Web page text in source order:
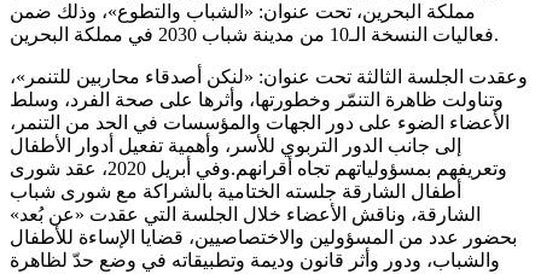
مملكة البحرين، تحت عنوان: «الشباب والتطوع»، وذلك ضمن
فعاليات النسخة الـ10 من مدينة شباب 2030 في مملكة البحرين.
وعقدت الجلسة الثالثة تحت عنوان: «لنكن أصدقاء محاربين للتنمر»،
وتناولت ظاهرة التنمّر وخطورتها، وأثرها على صحة الفرد، وسلط
الأعضاء الضوء على دور الجهات والمؤسسات في الحد من التنمر،
إلى جانب الدور التربوي للأسر، وأهمية تفعيل أدوار الأطفال
وتعريفهم بمسؤولياتهم تجاه أقرانهم.وفي أبريل 2020، عقد شورى
أطفال الشارقة جلسته الختامية بالشراكة مع شورى شباب
الشارقة، وناقش الأعضاء خلال الجلسة التي عقدت «عن بُعد»
بحضور عدد من المسؤولين والاختصاصيين، قضايا الإساءة للأطفال
والشباب، ودور وأثر قانون وديمة وتطبيقاته في وضع حدّ لظاهرة